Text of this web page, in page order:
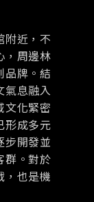
附近，不
，周邊林
品牌。結
氣息融入
文化緊密
形成多元
步開發並
群。對於
，也是機